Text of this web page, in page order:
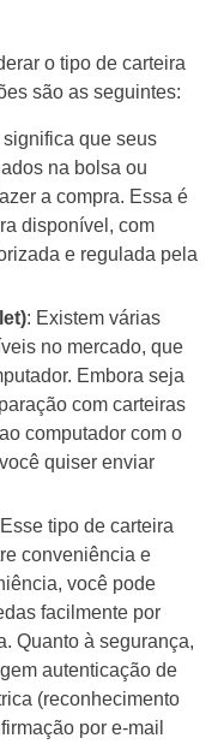
o tipo de carteira
são as seguintes:
significa que seus
na bolsa ou
a compra. Essa é
disponível, com
e regulada pela
: Existem várias
no mercado, que
Embora seja
com carteiras
computador com o
quiser enviar
tipo de carteira
conveniência e
você pode
facilmente por
Quanto à segurança,
autenticação de
(reconhecimento
por e-mail